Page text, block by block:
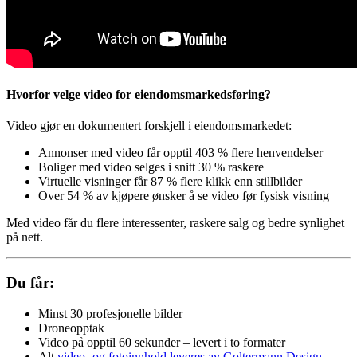
Hvorfor velge video for eiendomsmarkedsføring?
Video gjør en dokumentert forskjell i eiendomsmarkedet:
Annonser med video får opptil 403 % flere henvendelser
Boliger med video selges i snitt 30 % raskere
Virtuelle visninger får 87 % flere klikk enn stillbilder
Over 54 % av kjøpere ønsker å se video før fysisk visning
Med video får du flere interessenter, raskere salg og bedre synlighet
på nett.
Du får:
Minst 30 profesjonelle bilder
Droneopptak
Video på opptil 60 sekunder – levert i to formater